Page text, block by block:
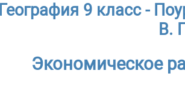
География 9 класс -
В.
Экономическое